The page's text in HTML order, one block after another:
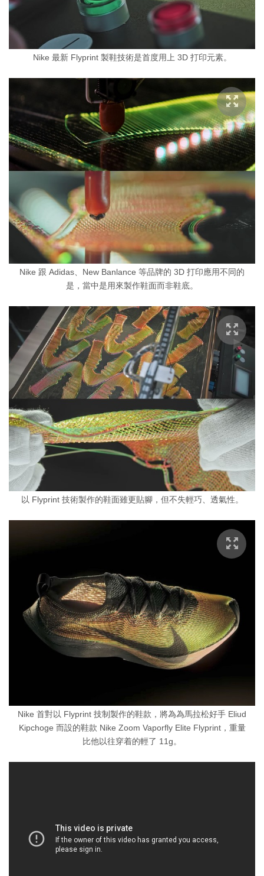
Nike 最新 Flyprint 製鞋技術是首度用上 3D 打印元素。
Nike 跟 Adidas、New Banlance 等品牌的 3D 打印應用不同的
是，當中是用來製作鞋面而非鞋底。
以 Flyprint 技術製作的鞋面雖更貼腳，但不失輕巧、透氣性。
Nike 首對以 Flyprint 技制製作的鞋款，將為為馬拉松好手 Eliud
Kipchoge 而設的鞋款 Nike Zoom Vaporfly Elite Flyprint，重量
比他以往穿着的輕了 11g。